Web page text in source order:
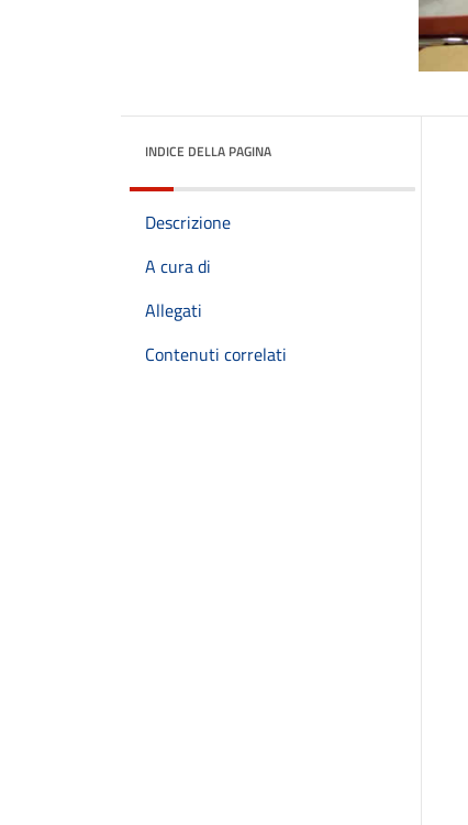
INDICE DELLA PAGINA
Descrizione
A cura di
Allegati
Contenuti correlati